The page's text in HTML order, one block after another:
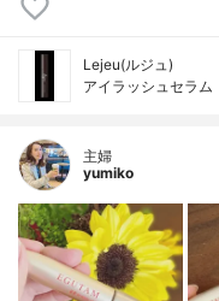
Lejeu(ルジュ)
アイラッシュセラム
主婦
yumiko